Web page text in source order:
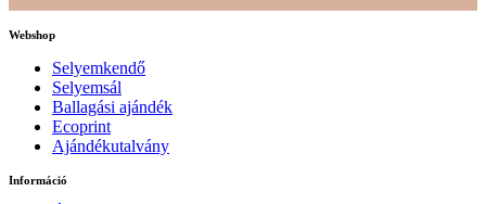
Webshop
Selyemkendő
Selyemsál
Ballagási ajándék
Ecoprint
Ajándékutalvány
Információ